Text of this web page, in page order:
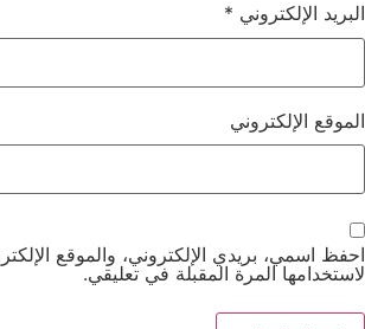
البريد الإلكتروني *
الموقع الإلكتروني
احفظ اسمي، بريدي الإلكتروني، والموقع
لاستخدامها المرة المقبلة في تعليقي.